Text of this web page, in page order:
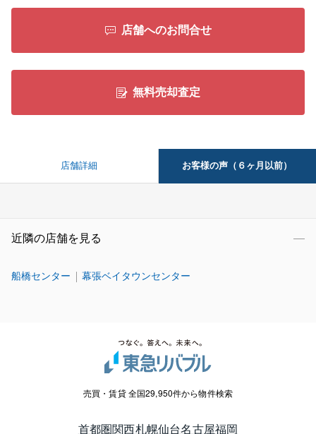
店舗へのお問合せ
無料売却査定
店舗詳細 お客様の声（６ヶ月以前）
近隣の店舗を見る
船橋センター 幕張ベイタウンセンター
売買・賃貸 全国29,950件から物件検索
首都圏関西札幌仙台名古屋福岡